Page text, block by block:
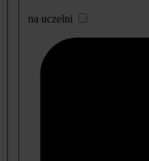
na uczelni